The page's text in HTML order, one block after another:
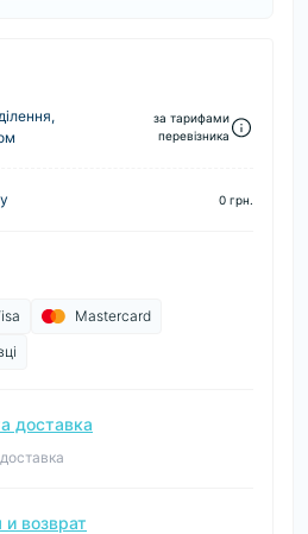
за тарифами
перевізника
0 грн.
Mastercard
доставка
и возврат